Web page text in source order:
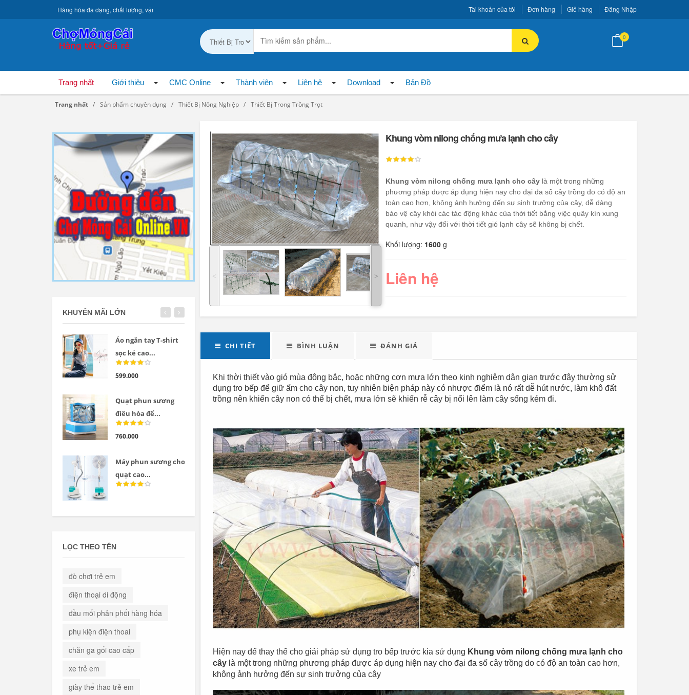
Tài khoản của tôi Đơn hàng Giỏ hàng Đăng Nhập
Hàng hóa đa dạng, chất lượng, vận chuyển toàn quốc.
0
Trang nhất Giới thiệu CMC Online Thành viên Liên hệ Download Bản Đồ
Trang nhất Sản phẩm chuyên dụng Thiết Bị Nông Nghiệp Thiết Bị Trong Trồng Trọt
˂ ˃
Khung vòm nilong chống mưa lạnh cho cây
Khung vòm nilong chống mưa lạnh cho cây là một trong những
phương pháp được áp dụng hiện nay cho đại đa số cây trồng do có độ an
toàn cao hơn, không ảnh hưởng đến sự sinh trưởng của cây, dễ dàng
bảo vệ cây khỏi các tác động khác của thời tiết bằng việc quây kín xung
quanh, như vậy đối với thời tiết gió lạnh cây sẽ không bị chết.
Khối lượng: 1600 g
Liên hệ
CHI TIẾT BÌNH LUẬN ĐÁNH GIÁ
Khi thời thiết vào gió mùa đông bắc, hoặc những cơn mưa lớn theo kinh nghiệm dân gian trước đây thường sử
dụng tro bếp để giữ ấm cho cây non, tuy nhiên biện pháp này có nhược điểm là nó rất dễ hút nước, làm khô đất
trồng nên khiến cây non có thể bị chết, mưa lớn sẽ khiến rễ cây bị nổi lên làm cây sống kém đi.
Hiện nay để thay thế cho giải pháp sử dụng tro bếp trước kia sử dụng Khung vòm nilong chống mưa lạnh cho
cây là một trong những phương pháp được áp dụng hiện nay cho đại đa số cây trồng do có độ an toàn cao hơn,
không ảnh hưởng đến sự sinh trưởng của cây
KHUYẾN MÃI LỚN
Áo ngắn tay T-shirt
sọc kẻ cao...
599.000
Quạt phun sương
điều hòa để...
760.000
Máy phun sương cho
quạt cao...
LED tuýp cầm tay đa
Đèn tích điện xách
Đèn tích điện cao
cấp KM 792C
Quạt điện đôi 12V
289.000
Máy xay sinh tố đa
490.000
Quạt đứng công
nghiệp Centron
LỌC THEO TÊN
đò chơi trẻ em
điện thoại di động
đầu mối phân phối hàng hóa
phụ kiện điện thoai
chăn ga gối cao cấp
xe trẻ em
giày thể thao trẻ em